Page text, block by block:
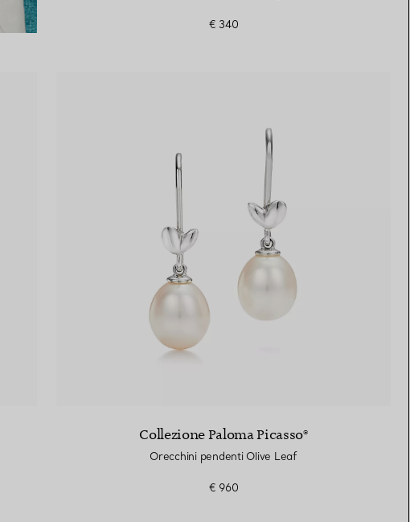
€ 340
Collezione Paloma Picasso®
Orecchini pendenti Olive Leaf
€ 960